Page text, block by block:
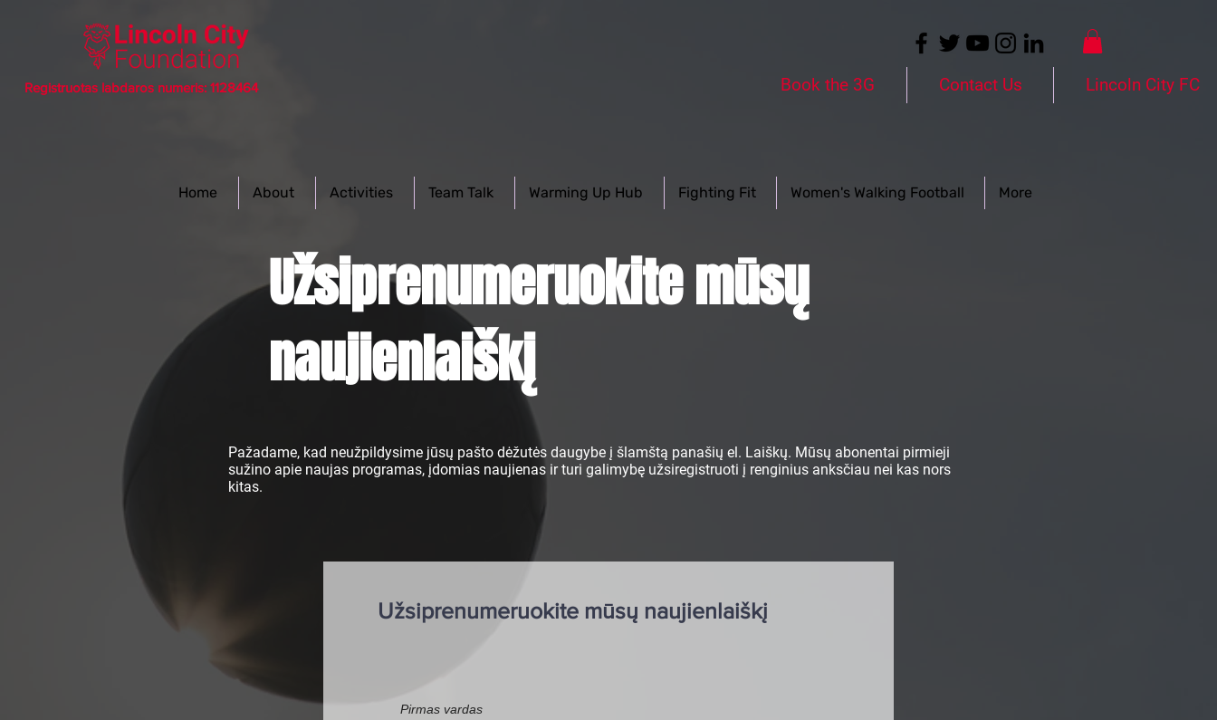
Registruotas labdaros numeris: 1128464 Book the 3G Contact Us Lincoln City FC
Home About Activities Team Talk Warming Up Hub Fighting Fit Women's Walking Football More
Užsiprenumeruokite mūsų
naujienlaiškį
Pažadame, kad neužpildysime jūsų pašto dėžutės daugybe į šlamštą panašių el. Laiškų. Mūsų abonentai pirmieji
sužino apie naujas programas, įdomias naujienas ir turi galimybę užsiregistruoti į renginius anksčiau nei kas nors
kitas.
Užsiprenumeruokite mūsų naujienlaiškį